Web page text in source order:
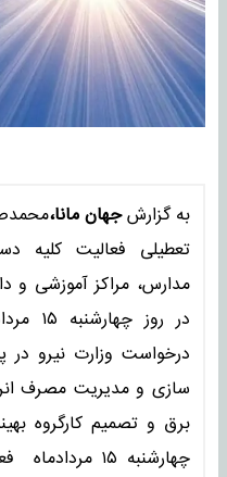
به گزارشجهان مانا،
تعطیلی فعالیت کلیه
مدارس، مراکز آموزشی و
در
درخواست وزارت نیرو
سازی و مدیریت مصرف
برق و تصمیم کارگروه
چهارشنبه ١٥